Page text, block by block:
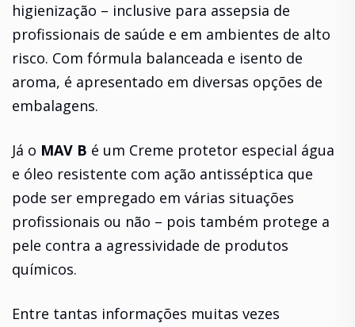
higienização – inclusive para assepsia de
profissionais de saúde e em ambientes de alto
risco. Com fórmula balanceada e isento de
aroma, é apresentado em diversas opções de
embalagens.
Já o MAV B é um Creme protetor especial água
e óleo resistente com ação antisséptica que
pode ser empregado em várias situações
profissionais ou não – pois também protege a
pele contra a agressividade de produtos
químicos.
Entre tantas informações muitas vezes